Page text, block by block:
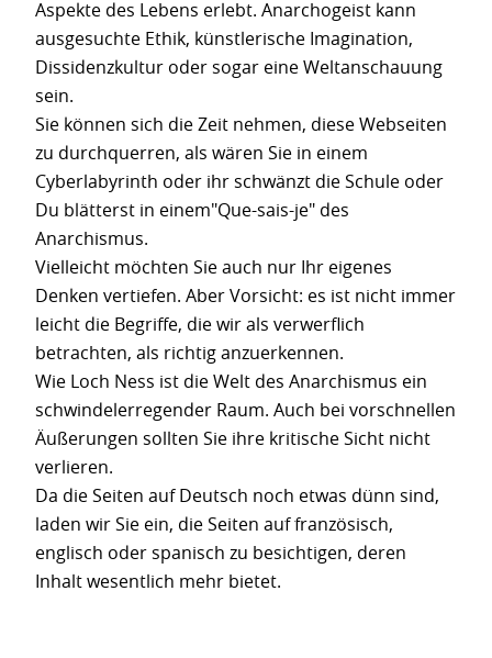
Aspekte des Lebens erlebt. Anarchogeist kann
ausgesuchte Ethik, künstlerische Imagination,
Dissidenzkultur oder sogar eine Weltanschauung
sein.
Sie können sich die Zeit nehmen, diese Webseiten
zu durchquerren, als wären Sie in einem
Cyberlabyrinth oder ihr schwänzt die Schule oder
Du blätterst in einem"Que-sais-je" des
Anarchismus.
Vielleicht möchten Sie auch nur Ihr eigenes
Denken vertiefen. Aber Vorsicht: es ist nicht immer
leicht die Begriffe, die wir als verwerflich
betrachten, als richtig anzuerkennen.
Wie Loch Ness ist die Welt des Anarchismus ein
schwindelerregender Raum. Auch bei vorschnellen
Äußerungen sollten Sie ihre kritische Sicht nicht
verlieren.
Da die Seiten auf Deutsch noch etwas dünn sind,
laden wir Sie ein, die Seiten auf französisch,
englisch oder spanisch zu besichtigen, deren
Inhalt wesentlich mehr bietet.